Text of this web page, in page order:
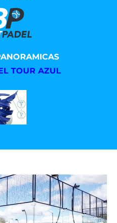
TOUR AZUL